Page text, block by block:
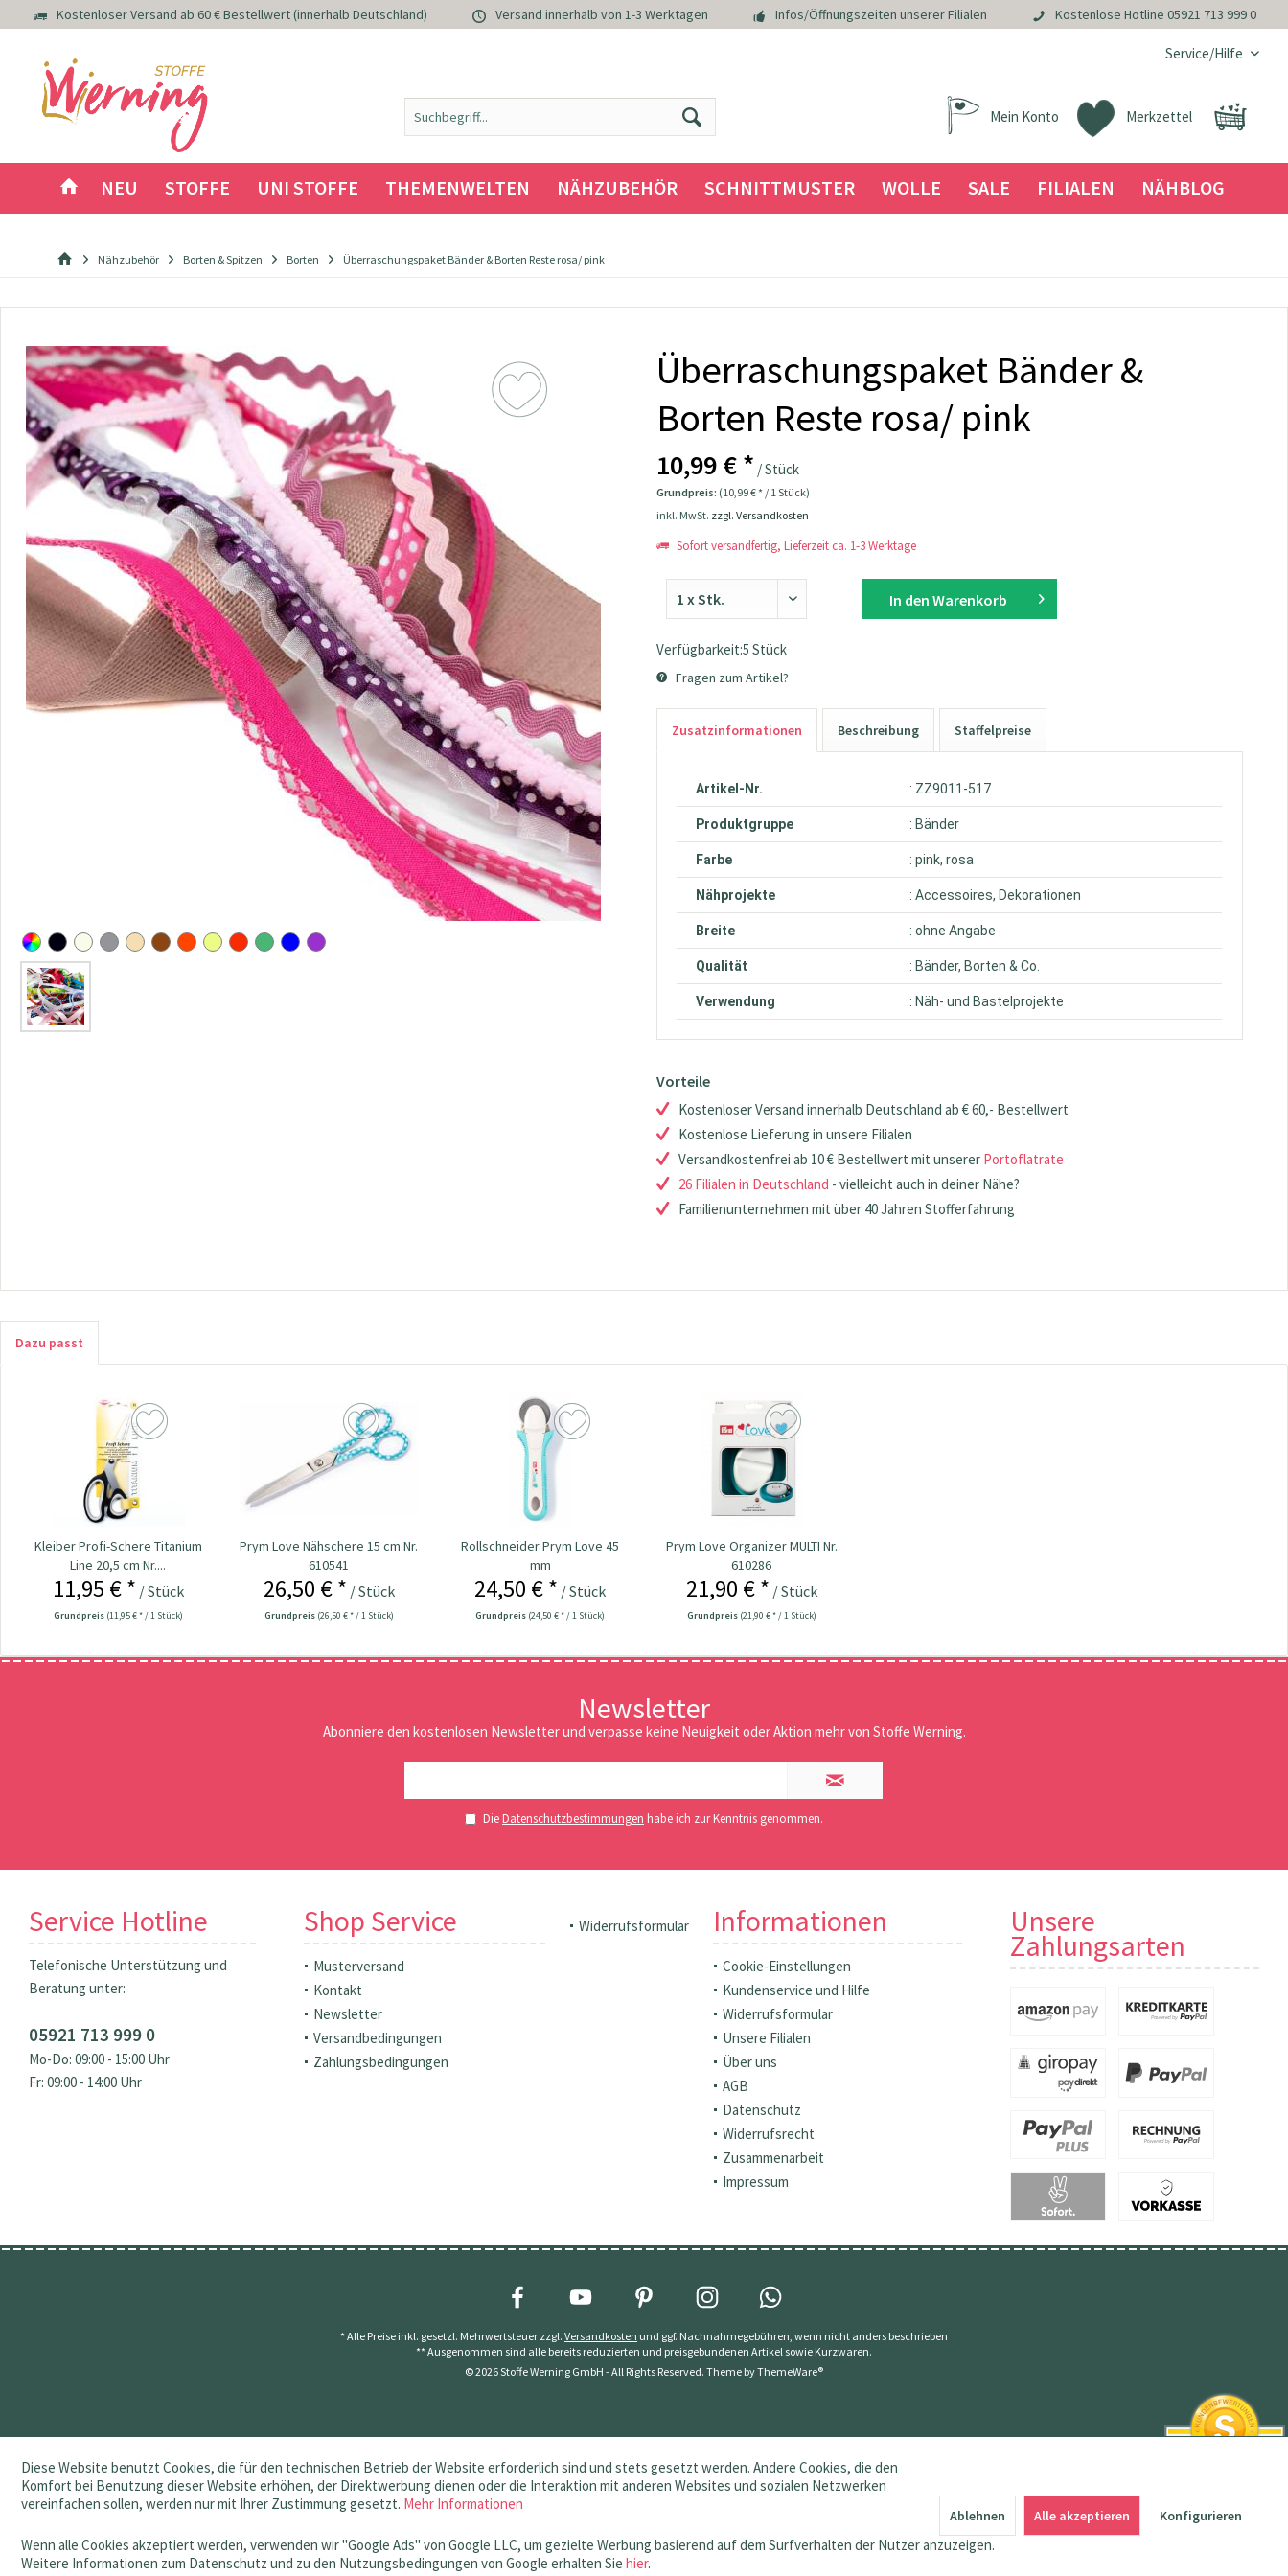
Kostenloser Versand ab 60 € Bestellwert (innerhalb Deutschland) Versand innerhalb von 1-3 Werktagen Infos/Öffnungszeiten unserer Filialen Kostenlose Hotline 05921 713 999 0
Service/Hilfe
Merkzettel
Mein Konto
NEU STOFFE UNI STOFFE THEMENWELTEN NÄHZUBEHÖR SCHNITTMUSTER WOLLE SALE FILIALEN NÄHBLOG
Nähzubehör Borten & Spitzen Borten Überraschungspaket Bänder & Borten Reste rosa/ pink
Überraschungspaket Bänder &
Borten Reste rosa/ pink
10,99 € * / Stück
Grundpreis: (10,99 € * / 1 Stück)
inkl. MwSt. zzgl. Versandkosten
Sofort versandfertig, Lieferzeit ca. 1-3 Werktage
In den Warenkorb
Verfügbarkeit:5 Stück
Fragen zum Artikel?
Zusatzinformationen Beschreibung Staffelpreise
Artikel-Nr. : ZZ9011-517
Produktgruppe : Bänder
Farbe : pink, rosa
Nähprojekte : Accessoires, Dekorationen
Breite : ohne Angabe
Qualität : Bänder, Borten & Co.
Verwendung : Näh- und Bastelprojekte
Vorteile
Kostenloser Versand innerhalb Deutschland ab € 60,- Bestellwert
Kostenlose Lieferung in unsere Filialen
Versandkostenfrei ab 10 € Bestellwert mit unserer Portoflatrate
26 Filialen in Deutschland - vielleicht auch in deiner Nähe?
Familienunternehmen mit über 40 Jahren Stofferfahrung
Dazu passt
Kleiber Profi-Schere Titanium
Line 20,5 cm Nr....
11,95 € * / Stück
Grundpreis (11,95 € * / 1 Stück)
Prym Love Nähschere 15 cm Nr.
610541
26,50 € * / Stück
Grundpreis (26,50 € * / 1 Stück)
Rollschneider Prym Love 45
mm
24,50 € * / Stück
Grundpreis (24,50 € * / 1 Stück)
Prym Love Organizer MULTI Nr.
610286
21,90 € * / Stück
Grundpreis (21,90 € * / 1 Stück)
Newsletter
Abonniere den kostenlosen Newsletter und verpasse keine Neuigkeit oder Aktion mehr von Stoffe Werning.
DieDatenschutzbestimmungen habe ich zur Kenntnis genommen.
Service Hotline
Telefonische Unterstützung und
Beratung unter:
05921 713 999 0
Mo-Do: 09:00 - 15:00 Uhr
Fr: 09:00 - 14:00 Uhr
Shop Service
Musterversand
Kontakt
Newsletter
Versandbedingungen
Zahlungsbedingungen
Widerrufsformular Informationen
Cookie-Einstellungen
Kundenservice und Hilfe
Widerrufsformular
Unsere Filialen
Über uns
AGB
Datenschutz
Widerrufsrecht
Zusammenarbeit
Impressum
Unsere
Zahlungsarten
* Alle Preise inkl. gesetzl. Mehrwertsteuer zzgl. Versandkosten und ggf. Nachnahmegebühren, wenn nicht anders beschrieben
** Ausgenommen sind alle bereits reduzierten und preisgebundenen Artikel sowie Kurzwaren.
© 2026 Stoffe Werning GmbH - All Rights Reserved. Theme byThemeWare®
Diese Website benutzt Cookies, die für den technischen Betrieb der Website erforderlich sind und stets gesetzt werden. Andere Cookies, die den
Komfort bei Benutzung dieser Website erhöhen, der Direktwerbung dienen oder die Interaktion mit anderen Websites und sozialen Netzwerken
vereinfachen sollen, werden nur mit Ihrer Zustimmung gesetzt. Mehr Informationen
Wenn alle Cookies akzeptiert werden, verwenden wir "Google Ads" von Google LLC, um gezielte Werbung basierend auf dem Surfverhalten der Nutzer anzuzeigen.
Weitere Informationen zum Datenschutz und zu den Nutzungsbedingungen von Google erhalten Sie hier.
Ablehnen Alle akzeptieren Konfigurieren
aus 145 Bewertungen